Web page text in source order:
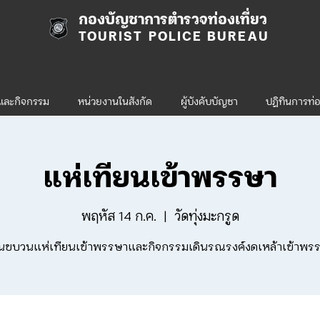
กองบัญชาการตำรวจท่องเที่ยว
TOURIST POLICE BUREAU
ละกิจกรรม หน่วยงานในสังกัด ผู้บังคับบัญชา ปฎิทินการท่
แห่เทียนเข้าพรรษา
พฤหัส 14 ก.ค. วัดทุ่งมะกรูด
ขบวนแห่เทียนเข้าพรรษาและกิจกรรมเดินรณรงค์งดเหล้าเข้าพร